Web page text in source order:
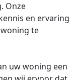
Onze
en ervaring
te
uw woning een